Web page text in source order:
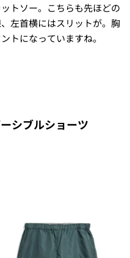
トソー。こちらも先ほどの
左首横にはスリットが。胸
トになっていますね。
シブルショーツ